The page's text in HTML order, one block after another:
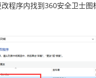
程序内找到360安全卫士图